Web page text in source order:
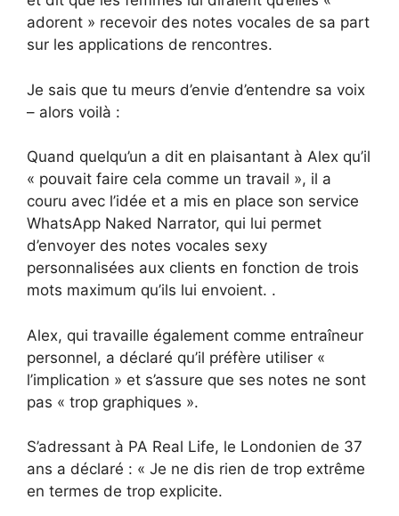
adorent » recevoir des notes vocales de sa part
sur les applications de rencontres.
Je sais que tu meurs d’envie d’entendre sa voix
– alors voilà :
Quand quelqu’un a dit en plaisantant à Alex qu’il
« pouvait faire cela comme un travail », il a
couru avec l’idée et a mis en place son service
WhatsApp Naked Narrator, qui lui permet
d’envoyer des notes vocales sexy
personnalisées aux clients en fonction de trois
mots maximum qu’ils lui envoient. .
Alex, qui travaille également comme entraîneur
personnel, a déclaré qu’il préfère utiliser «
l’implication » et s’assure que ses notes ne sont
pas « trop graphiques ».
S’adressant à PA Real Life, le Londonien de 37
ans a déclaré : « Je ne dis rien de trop extrême
en termes de trop explicite.